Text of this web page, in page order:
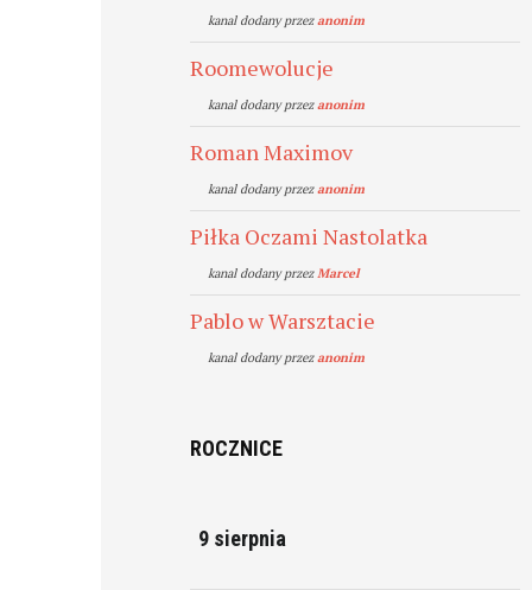
kanal dodany przezanonim
Roomewolucje
kanal dodany przezanonim
Roman Maximov
kanal dodany przezanonim
Piłka Oczami Nastolatka
kanal dodany przezMarcel
Pablo w Warsztacie
kanal dodany przezanonim
ROCZNICE
9 sierpnia